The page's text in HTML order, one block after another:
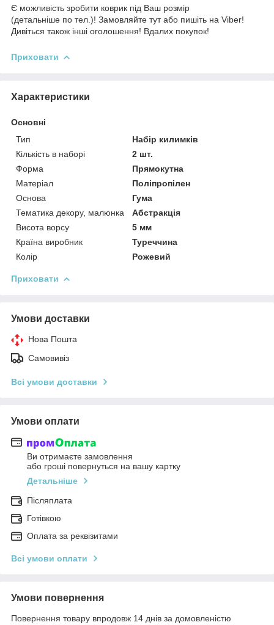
Є можливість зробити коврик під Ваш розмір
(детальніше по тел.)! Замовляйте тут або пишіть на Viber!
Дивіться також інші оголошення! Вдалих покупок!
Приховати
Характеристики
Основні
Тип
Набір килимків
Кількість в наборі
2 шт.
Форма
Прямокутна
Матеріал
Поліпропілен
Основа
Гума
Тематика декору, малюнка
Абстракція
Висота ворсу
5 мм
Країна виробник
Туреччина
Колір
Рожевий
Приховати
Умови доставки
Нова Пошта
Самовивіз
Всі умови доставки
Умови оплати
Ви отримаєте замовлення
або гроші повернуться на вашу картку
Детальніше
Післяплата
Готівкою
Оплата за реквізитами
Всі умови оплати
Умови повернення
Повернення товару впродовж 14 днів за домовленістю